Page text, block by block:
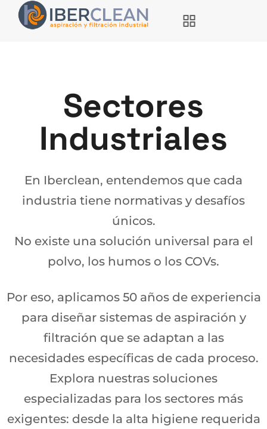
Sectores
Industriales
En Iberclean, entendemos que cada
industria tiene normativas y desafíos
únicos.
No existe una solución universal para el
polvo, los humos o los COVs.
Por eso, aplicamos 50 años de experiencia
para diseñar sistemas de aspiración y
filtración que se adaptan a las
necesidades específicas de cada proceso.
Explora nuestras soluciones
especializadas para los sectores más
exigentes: desde la alta higiene requerida